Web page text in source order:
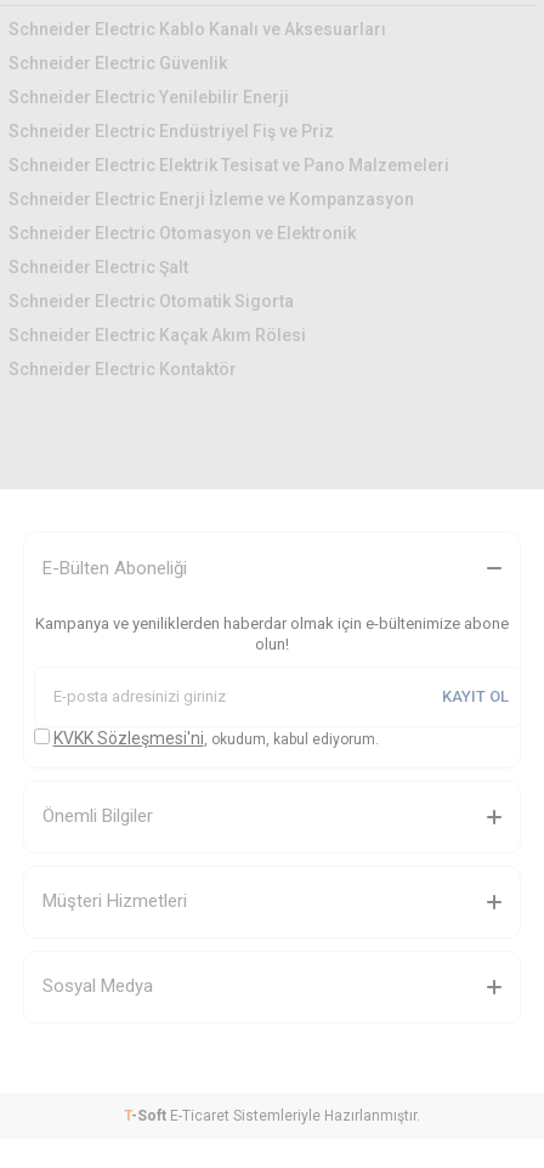
Schneider Electric Kablo Kanalı ve Aksesuarları
Schneider Electric Güvenlik
Schneider Electric Yenilebilir Enerji
Schneider Electric Endüstriyel Fiş ve Priz
Schneider Electric Elektrik Tesisat ve Pano Malzemeleri
Schneider Electric Enerji İzleme ve Kompanzasyon
Schneider Electric Otomasyon ve Elektronik
Schneider Electric Şalt
Schneider Electric Otomatik Sigorta
Schneider Electric Kaçak Akım Rölesi
Schneider Electric Kontaktör
E-Bülten Aboneliği
Kampanya ve yeniliklerden haberdar olmak için e-bültenimize abone
olun!
KAYIT OL
KVKK Sözleşmesi'ni , okudum, kabul ediyorum.
Önemli Bilgiler
Müşteri Hizmetleri
Sosyal Medya
T-Soft E-Ticaret Sistemleriyle Hazırlanmıştır.